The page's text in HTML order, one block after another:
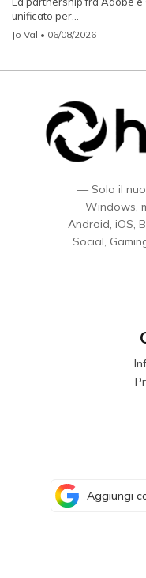
unificato per...
Jo Val • 06/08/2026
— Solo il
Windows,
Android, iOS,
Social,
Aggiungi